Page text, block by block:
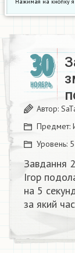
30
НОЯБРЬ
Автор:
Предмет:
Уровень:
Завдання
Ігор
на 5
за який